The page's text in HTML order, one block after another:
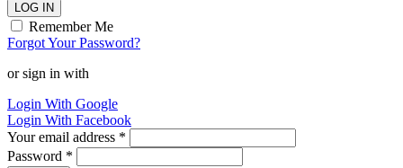
LOG IN
Remember Me
Forgot Your Password?
or sign in with
Login With Google
Login With Facebook
Your email address *
Password *